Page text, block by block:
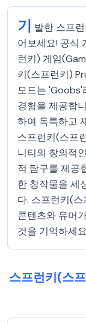
기 발한 스프
어보세요! 공식
런키) 게임
키(스프런키)
모드는 'Goobs'
경험을 제공합
하여 독특하고
스프런키(스프
니티의 창의적
적 탐구를 제공
한 창작물을 세
다. 스프런키(
콘텐츠와 유머
것을 기억하세
스프런키(스